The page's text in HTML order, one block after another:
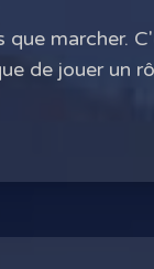
que marcher.
de jouer un